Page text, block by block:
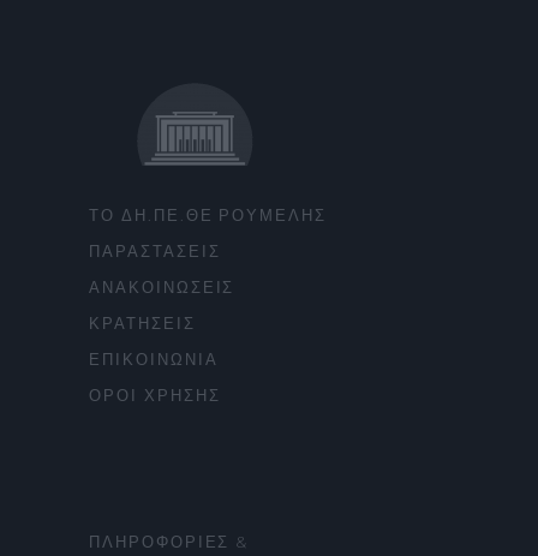
ΤΟ ΔΗ.ΠΕ.ΘΕ ΡΟΥΜΕΛΗΣ
ΠΑΡΑΣΤΑΣΕΙΣ
ΑΝΑΚΟΙΝΩΣΕΙΣ
ΚΡΑΤΗΣΕΙΣ
ΕΠΙΚΟΙΝΩΝΙΑ
ΟΡΟΙ ΧΡΗΣΗΣ
ΠΛΗΡΟΦΟΡΙΕΣ &